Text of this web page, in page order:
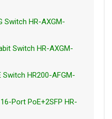
Switch HR-AXGM-
Switch HR-AXGM-
Switch HR200-AFGM-
Port PoE+2SFP HR-